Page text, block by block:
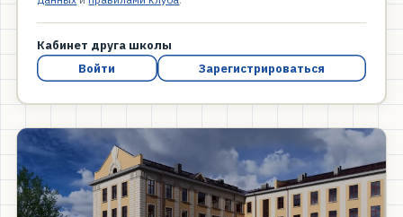
Кабинет друга школы
Войти
Зарегистрироваться